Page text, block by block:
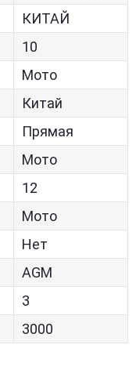
КИТАЙ
10
Мото
Китай
Прямая
Мото
12
Мото
Нет
AGM
3
3000